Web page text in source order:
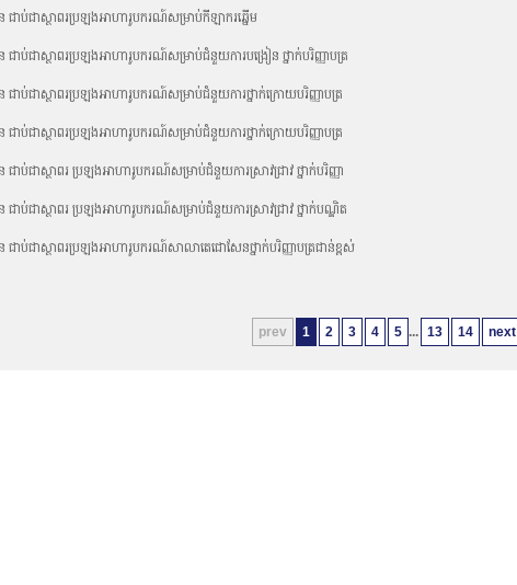
ជាប់ជាស្ថាពរប្រឡងអាហារូបករណ៍សម្រាប់កីឡាករឆ្នើម
ជាប់ជាស្ថាពរប្រឡងអាហារូបករណ៍សម្រាប់ជំនួយការបង្រៀន ថ្នាក់បរិញ្ញាបត្រ
ជាប់ជាស្ថាពរប្រឡងអាហារូបករណ៍សម្រាប់ជំនួយការថ្នាក់ក្រោយបរិញ្ញាបត្រ
ជាប់ជាស្ថាពរប្រឡងអាហារូបករណ៍សម្រាប់ជំនួយការថ្នាក់ក្រោយបរិញ្ញាបត្រ
ជាប់ជាស្ថាពរ ប្រឡងអាហារូបករណ៍សម្រាប់ជំនួយការស្រាវជ្រាវ ថ្នាក់បរិញ្ញា
ជាប់ជាស្ថាពរ ប្រឡងអាហារូបករណ៍សម្រាប់ជំនួយការស្រាវជ្រាវ ថ្នាក់បណ្ឌិត
ជាប់ជាស្ថាពរប្រឡងអាហារូបករណ៍សាលាតេជោសែនថ្នាក់បរិញ្ញាបត្រជាន់ខ្ពស់
prev 1 2 3 4 5 ... 13 14 next